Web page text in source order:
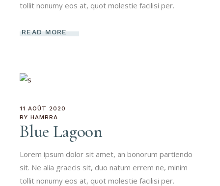
tollit nonumy eos at, quot molestie facilisi per.
READ MORE
11 AOÛT 2020
BY HAMBRA
Blue Lagoon
Lorem ipsum dolor sit amet, an bonorum partiendo
sit. Ne alia graecis sit, duo natum errem ne, minim
tollit nonumy eos at, quot molestie facilisi per.